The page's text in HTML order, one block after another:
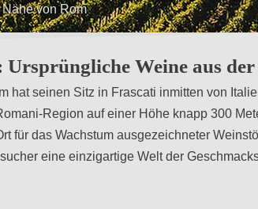
von Rom
mit den Ereignissen des antiken
Weine aus
hat seinen Sitz in Frascati inmitten von
Region auf einer Höhe knapp 300
für das Wachstum ausgezeichneter
eine einzigartige Welt der